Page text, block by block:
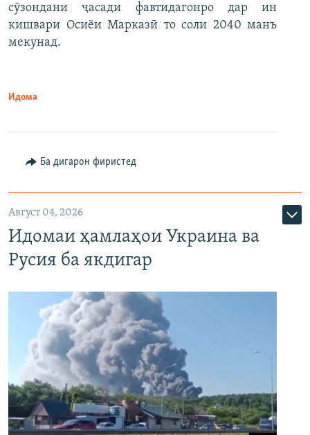
сӯзондани ҷасади фавтидагонро дар ин
кишвари Осиёи Марказӣ то соли 2040 манъ
мекунад.
Идома
Ба дигарон фиристед
Август 04, 2026
Идомаи ҳамлаҳои Украина ва
Русия ба якдигар